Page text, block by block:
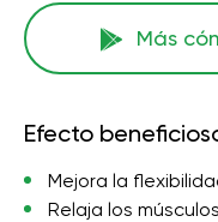
Más
Efecto
Mejora la
Relaja los